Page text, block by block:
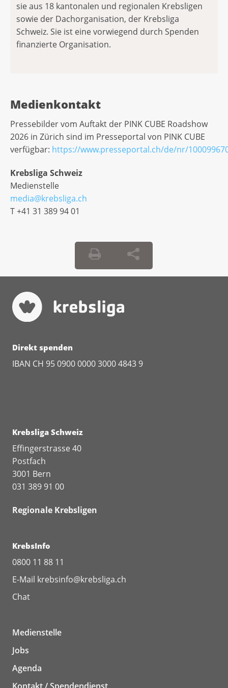
sie aus 18 kantonalen und regionalen Krebsligen
sowie der Dachorganisation, der Krebsliga
Schweiz. Sie ist eine vorwiegend durch Spenden
finanzierte Organisation.
Medienkontakt
Pressebilder vom Auftakt der PINK CUBE Roadshow
2026 in Zürich sind im Presseportal von PINK CUBE
verfügbar: https://www.presseportal.ch/de/nr/
Krebsliga Schweiz
Medienstelle
media@krebsliga.ch
T +41 31 389 94 01
Direkt spenden
IBAN CH 95 0900 0000 3000 4843 9
Krebsliga Schweiz
Effingerstrasse 40
Postfach
3001 Bern
031 389 91 00
Regionale Krebsligen
KrebsInfo
0800 11 88 11
E-Mail krebsinfo@krebsliga.ch
Chat
Medienstelle
Jobs
Agenda
Kontakt / Spendendienst